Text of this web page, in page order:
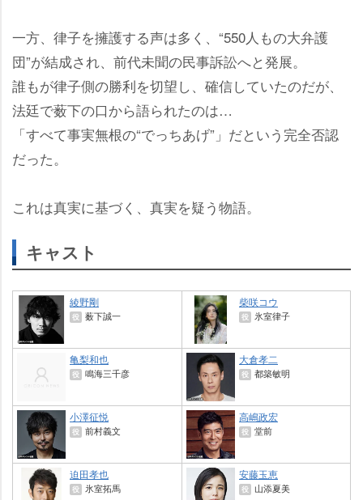
一方、律子を擁護する声は多く、“550人もの大弁護
団”が結成され、前代未聞の民事訴訟へと発展。
誰もが律子側の勝利を切望し、確信していたのだが、
法廷で薮下の口から語られたのは…
「すべて事実無根の“でっちあげ”」だという完全否認
だった。
これは真実に基づく、真実を疑う物語。
キャスト
綾野剛
役 薮下誠一
柴咲コウ
役 氷室律子
亀梨和也
役 鳴海三千彦
大倉孝二
役 都築敏明
小澤征悦
役 前村義文
高嶋政宏
役 堂前
迫田孝也
役 氷室拓馬
安藤玉恵
役 山添夏美